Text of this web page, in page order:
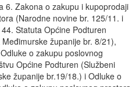
6. Zakona o zakupu i kupoprodaji
(Narodne novine br. 125/11. i
Statuta Općine Podturen
županije br. 8/21),
o zakupu poslovnog
Općine Podturen (Službeni
županije br.19/18.) i Odluke o